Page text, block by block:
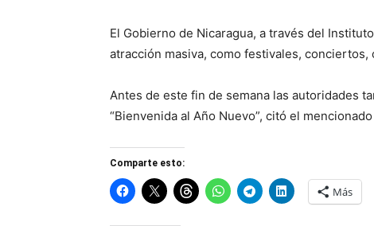
El Gobierno de Nicaragua, a través del
atracción masiva, como festivales,
Antes de este fin de semana las autoridades
“Bienvenida al Año Nuevo”, citó el
Comparte esto:
Más